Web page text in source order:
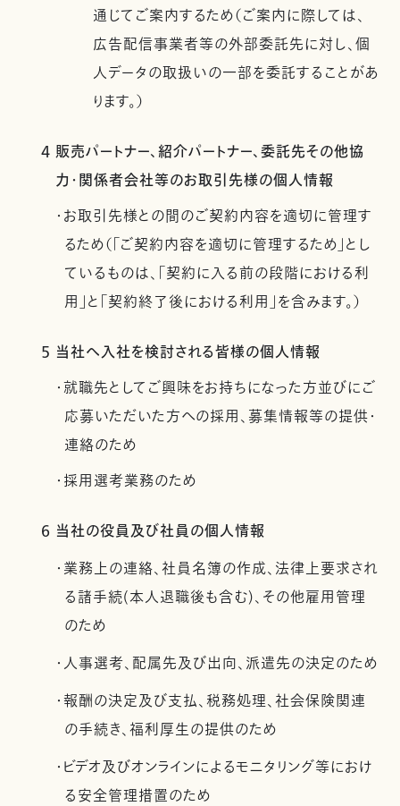
通じてご案内するため（ご案内に際しては、
広告配信事業者等の外部委託先に対し、個
人データの取扱いの一部を委託することがあ
ります。）
4 販売パートナー、紹介パートナー、委託先その他協
力・関係者会社等のお取引先様の個人情報
・お取引先様との間のご契約内容を適切に管理す
るため（「ご契約内容を適切に管理するため」とし
ているものは、「契約に入る前の段階における利
用」と「契約終了後における利用」を含みます。）
5 当社へ入社を検討される皆様の個人情報
・就職先としてご興味をお持ちになった方並びにご
応募いただいた方への採用、募集情報等の提供・
連絡のため
・採用選考業務のため
6 当社の役員及び社員の個人情報
・業務上の連絡、社員名簿の作成、法律上要求され
る諸手続(本人退職後も含む)、その他雇用管理
のため
・人事選考、配属先及び出向、派遣先の決定のため
・報酬の決定及び支払、税務処理、社会保険関連
の手続き、福利厚生の提供のため
・ビデオ及びオンラインによるモニタリング等におけ
る安全管理措置のため